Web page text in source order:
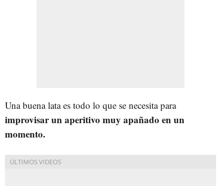
Una buena lata es todo lo que se necesita para
improvisar un aperitivo muy apañado en un
momento.